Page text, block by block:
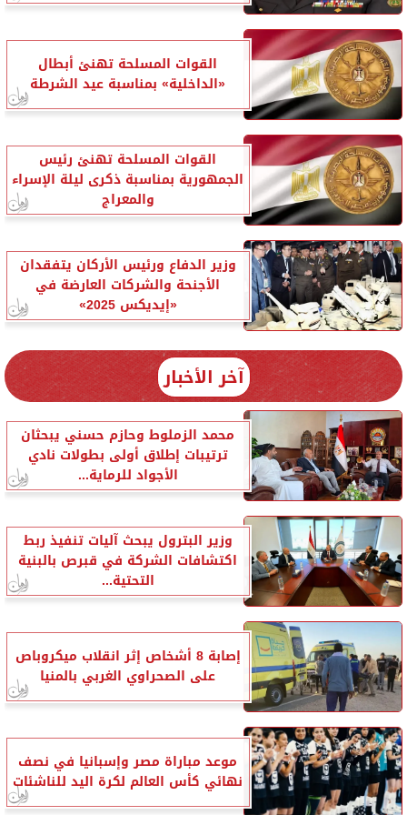
القوات المسلحة تهنئ أبطال
«الداخلية» بمناسبة عيد الشرطة
القوات المسلحة تهنئ رئيس
الجمهورية بمناسبة ذكرى ليلة الإسراء
والمعراج
وزير الدفاع ورئيس الأركان يتفقدان
الأجنحة والشركات العارضة في
«إيديكس 2025»
آخر الأخبار
محمد الزملوط وحازم حسني يبحثان
ترتيبات إطلاق أولى بطولات نادي
الأجواد للرماية...
وزير البترول يبحث آليات تنفيذ ربط
اكتشافات الشركة في قبرص بالبنية
التحتية...
إصابة 8 أشخاص إثر انقلاب ميكروباص
على الصحراوي الغربي بالمنيا
موعد مباراة مصر وإسبانيا في نصف
نهائي كأس العالم لكرة اليد للناشئات